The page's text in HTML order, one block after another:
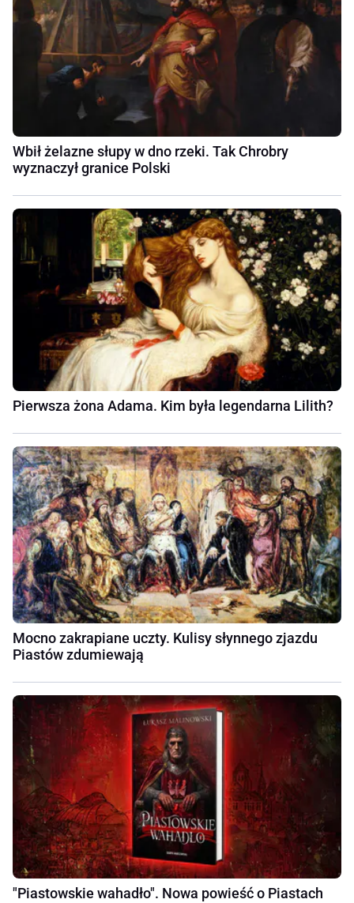
Wbił żelazne słupy w dno rzeki. Tak Chrobry
wyznaczył granice Polski
Pierwsza żona Adama. Kim była legendarna Lilith?
Mocno zakrapiane uczty. Kulisy słynnego zjazdu
Piastów zdumiewają
"Piastowskie wahadło". Nowa powieść o Piastach